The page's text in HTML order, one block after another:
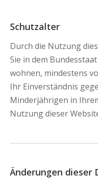
Schutzalter
Durch die Nutzung
Sie in dem
wohnen, mindestens
Ihr Einverständnis
Minderjährigen in
Nutzung dieser
Änderungen dieser